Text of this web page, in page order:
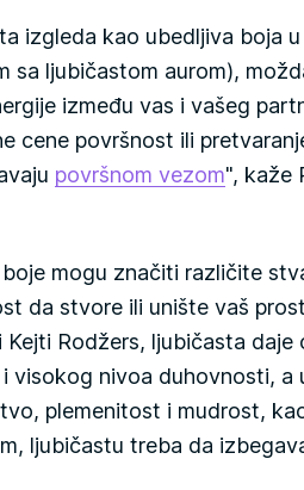
izgleda kao ubedljiva boja
sa ljubičastom aurom),
između vas i vašeg
cene površnost ili
površnom vezom", kaže
mogu značiti različite
da stvore ili unište vaš
Rodžers, ljubičasta daje
visokog nivoa duhovnosti, a
plemenitost i mudrost,
ljubičastu treba da